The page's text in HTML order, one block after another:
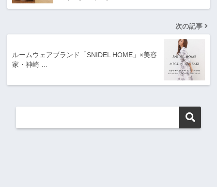
次の記事
ルームウェアブランド「SNIDEL HOME」×美容
家・神崎 …